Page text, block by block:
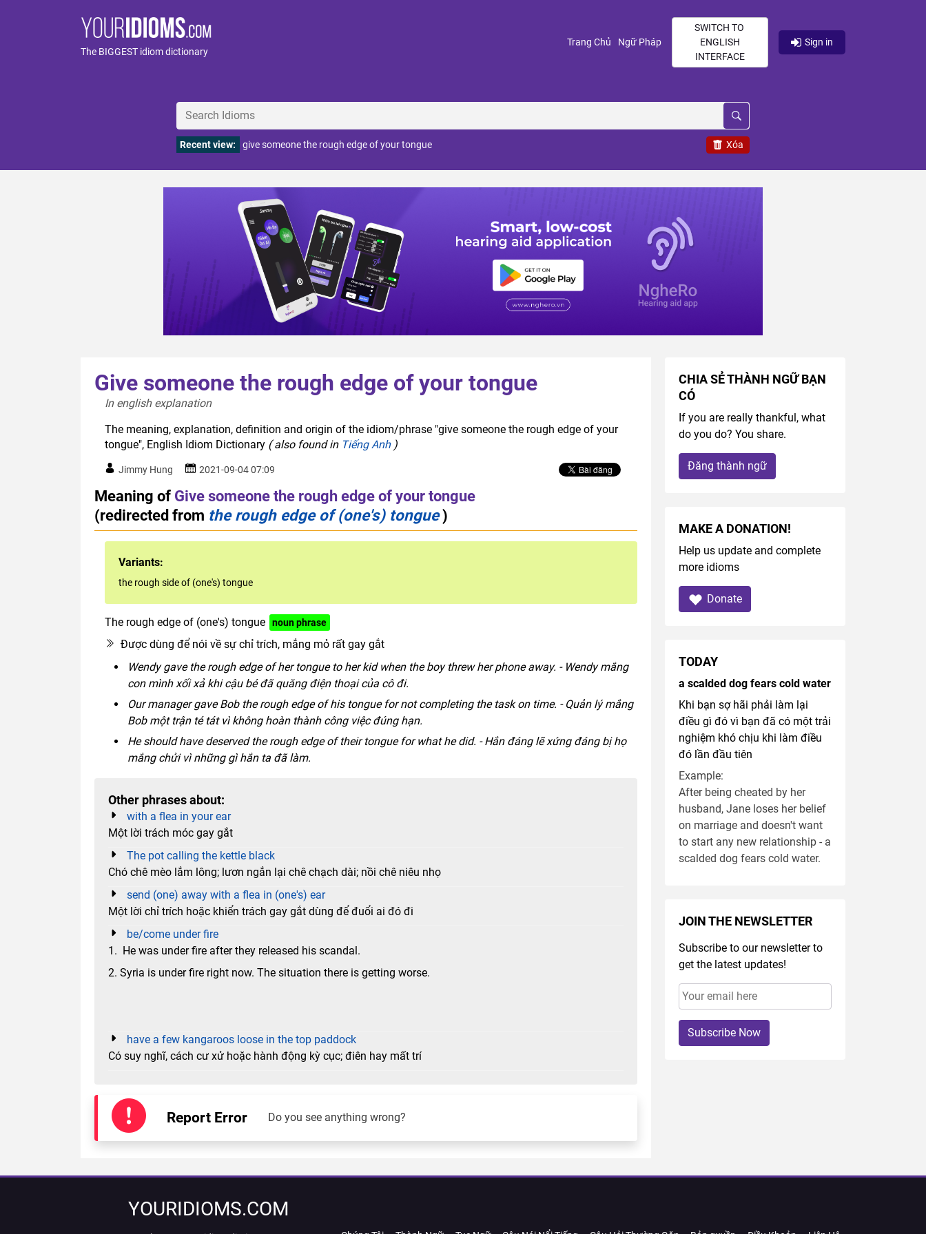
The BIGGEST idiom dictionary
Trang Chủ (current)
Ngữ Pháp(current)
SWITCH TO
ENGLISH
INTERFACE
Sign in
Xóa
Recent view: give someone the rough edge of your tongue
Give someone the rough edge of your tongue
In english explanation
The meaning, explanation, definition and origin of the idiom/phrase "give someone the rough edge of your
tongue", English Idiom Dictionary ( also found in Tiếng Anh)
Jimmy Hung 2021-09-04 07:09
Meaning of Give someone the rough edge of your tongue
(redirected from the rough edge of (one's) tongue)
Variants:
the rough side of (one's) tongue
The rough edge of (one's) tongue noun phrase
Được dùng để nói về sự chỉ trích, mắng mỏ rất gay gắt
Wendy gave the rough edge of her tongue to her kid when the boy threw her phone away. - Wendy mắng
con mình xối xả khi cậu bé đã quăng điện thoại của cô đi.
Our manager gave Bob the rough edge of his tongue for not completing the task on time. - Quản lý mắng
Bob một trận té tát vì không hoàn thành công việc đúng hạn.
He should have deserved the rough edge of their tongue for what he did. - Hắn đáng lẽ xứng đáng bị họ
mắng chửi vì những gì hắn ta đã làm.
Other phrases about:
with a flea in your ear
Một lời trách móc gay gắt
The pot calling the kettle black
Chó chê mèo lắm lông; lươn ngắn lại chê chạch dài; nồi chê niêu nhọ
send (one) away with a flea in (one's) ear
Một lời chỉ trích hoặc khiển trách gay gắt dùng để đuổi ai đó đi
be/come under fire
1. He was under fire after they released his scandal.
2. Syria is under fire right now. The situation there is getting worse.
have a few kangaroos loose in the top paddock
Có suy nghĩ, cách cư xử hoặc hành động kỳ cục; điên hay mất trí
Report Error Do you see anything wrong?
CHIA SẺ THÀNH NGỮ BẠN
CÓ
If you are really thankful, what
do you do? You share.
Đăng thành ngữ
MAKE A DONATION!
Help us update and complete
more idioms
Donate
TODAY
a scalded dog fears cold water
Khi bạn sợ hãi phải làm lại
điều gì đó vì bạn đã có một trải
nghiệm khó chịu khi làm điều
đó lần đầu tiên
Example:
After being cheated by her
husband, Jane loses her belief
on marriage and doesn't want
to start any new relationship - a
scalded dog fears cold water.
JOIN THE NEWSLETTER
Subscribe to our newsletter to
get the latest updates!
Subscribe Now
YOURIDIOMS.COM